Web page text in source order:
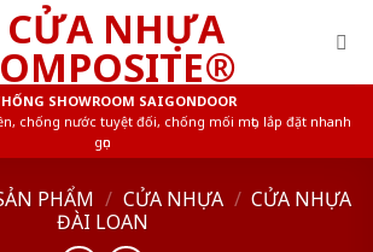
SHOWROOM SAIGONDOOR
chống nước tuyệt đối, chống mối mọt, lắp đặt nhanh
gọn
PHẨM / CỬA NHỰA / CỬA NHỰA
ĐÀI LOAN